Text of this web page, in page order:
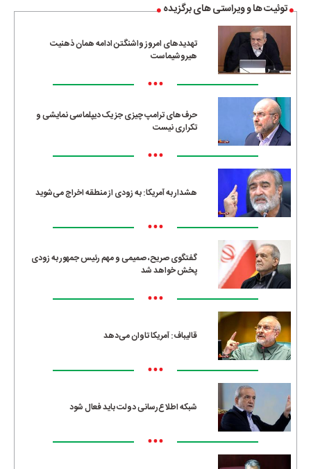
توئیت ها و ویراستی های برگزیده
تهدیدهای امروز واشنگتن ادامه همان ذهنیت
هیروشیماست
•••
حرف‌های ترامپ چیزی جز یک دیپلماسی نمایشی و
تکراری نیست
•••
هشدار به آمریکا: به زودی از منطقه اخراج می‌شوید
•••
گفتگوی صریح، صمیمی و مهم رئیس جمهور به زودی
پخش خواهد شد
•••
قالیباف: آمریکا تاوان می‌دهد
•••
شبکه اطلاع‌رسانی دولت باید فعال شود
•••